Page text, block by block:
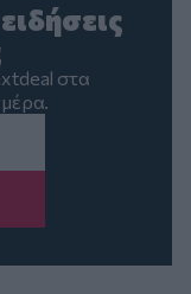
στα